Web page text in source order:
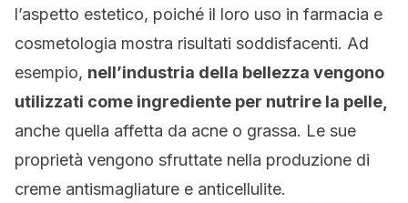
l’aspetto estetico, poiché il loro uso in farmacia e
cosmetologia mostra risultati soddisfacenti. Ad
esempio, nell’industria della bellezza vengono
utilizzati come ingrediente per nutrire la pelle,
anche quella affetta da acne o grassa. Le sue
proprietà vengono sfruttate nella produzione di
creme antismagliature e anticellulite.